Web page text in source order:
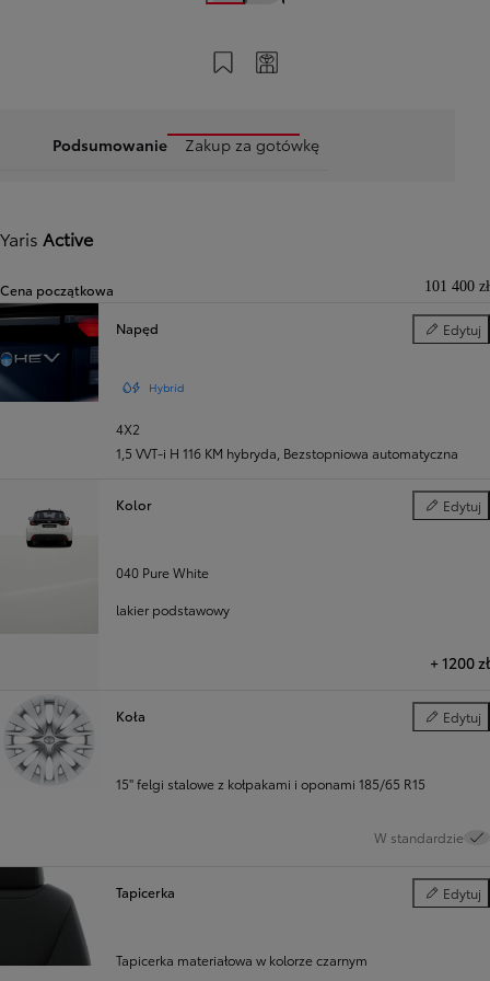
Zapisz na swoim koncie
Podsumowanie Zakup za gotówkę
Yaris Active
Cena początkowa 101 400 zł
Napęd Edytuj
Napęd
Hybrid
4X2
1,5 VVT-i H 116 KM hybryda Bezstopniowa automatyczna
Kolor Edytuj
Kolor
040 Pure White
lakier podstawowy
+1200 zł
Koła Edytuj
Koła
15" felgi stalowe z kołpakami i oponami 185/65 R15
W standardzie
Tapicerka Edytuj
Tapicerka
Tapicerka materiałowa w kolorze czarnym